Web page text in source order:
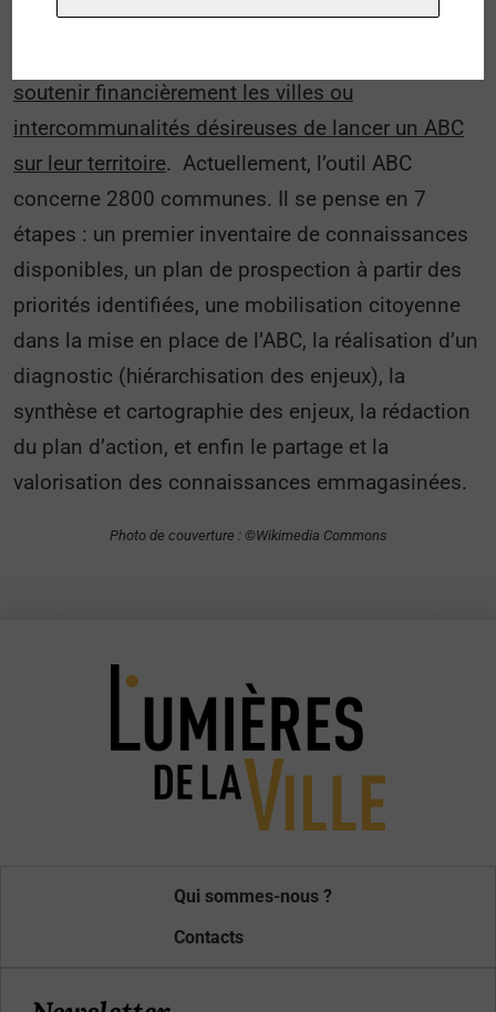
Depuis 2017, l’Office Français de la Biodiversité
soutenir financièrement les villes ou
intercommunalités désireuses de lancer un ABC
sur leur territoire. Actuellement, l’outil ABC
concerne 2800 communes. Il se pense en 7
étapes : un premier inventaire de connaissances
disponibles, un plan de prospection à partir des
priorités identifiées, une mobilisation citoyenne
dans la mise en place de l’ABC, la réalisation d’un
diagnostic (hiérarchisation des enjeux), la
synthèse et cartographie des enjeux, la rédaction
du plan d’action, et enfin le partage et la
valorisation des connaissances emmagasinées.
Photo de couverture : ©Wikimedia Commons
Qui sommes-nous ?
Contacts